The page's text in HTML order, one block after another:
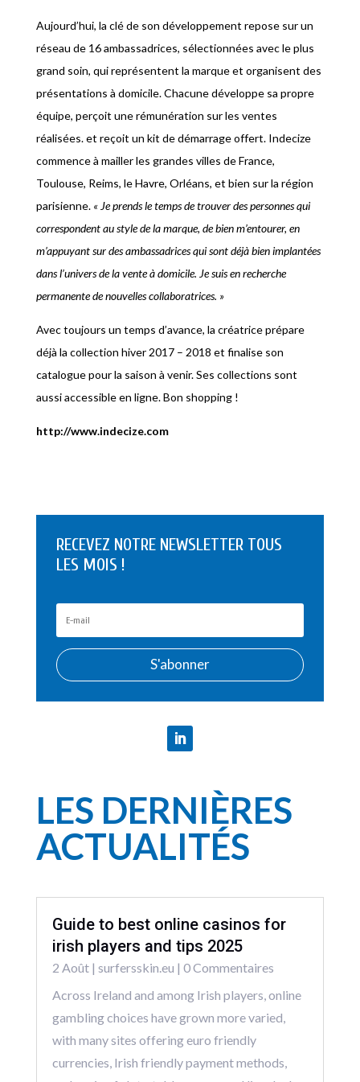
Aujourd’hui, la clé de son développement repose sur un
réseau de 16 ambassadrices, sélectionnées avec le plus
grand soin, qui représentent la marque et organisent des
présentations à domicile. Chacune développe sa propre
équipe, perçoit une rémunération sur les ventes
réalisées. et reçoit un kit de démarrage offert. Indecize
commence à mailler les grandes villes de France,
Toulouse, Reims, le Havre, Orléans, et bien sur la région
parisienne. « Je prends le temps de trouver des personnes qui
correspondent au style de la marque, de bien m’entourer, en
m’appuyant sur des ambassadrices qui sont déjà bien implantées
dans l’univers de la vente à domicile. Je suis en recherche
permanente de nouvelles collaboratrices. »
Avec toujours un temps d’avance, la créatrice prépare
déjà la collection hiver 2017 – 2018 et finalise son
catalogue pour la saison à venir. Ses collections sont
aussi accessible en ligne. Bon shopping !
http://www.indecize.com
RECEVEZ NOTRE NEWSLETTER TOUS
LES MOIS !
S'abonner
LES DERNIÈRES
ACTUALITÉS
Guide to best online casinos for
irish players and tips 2025
2 Août| surfersskin.eu | 0 Commentaires
Across Ireland and among Irish players, online
gambling choices have grown more varied,
with many sites offering euro friendly
currencies, Irish friendly payment methods,